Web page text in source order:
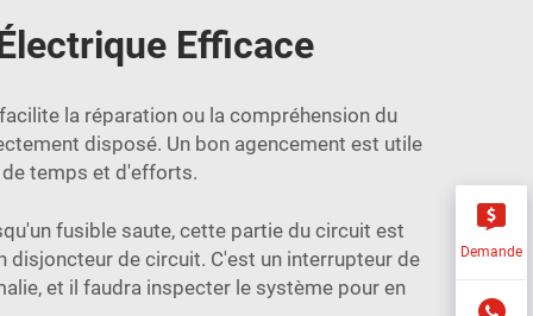
Efficace
la réparation ou la compréhension du
disposé. Un bon agencement est utile
temps et d'efforts.
fusible saute, cette partie du circuit est
disjoncteur de circuit. C'est un interrupteur de
et il faudra inspecter le système pour en
Demande